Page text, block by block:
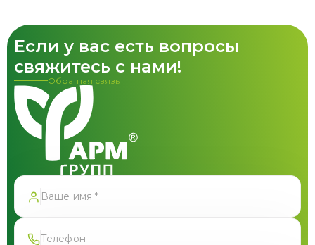
Если у вас есть вопросы
свяжитесь с нами!
Обратная связь
Форма успешно отправлена